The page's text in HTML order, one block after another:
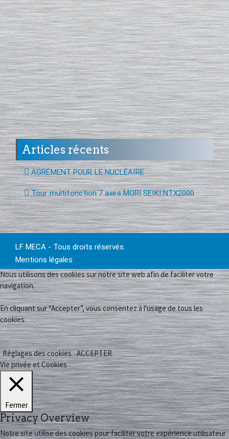
Articles récents
AGRÉMENT POUR LE NUCLÉAIRE
Tour multifonction 7 axes MORI SEIKI NTX2000
LF MECA - Tous droits réservés.
Mentions légales
Nous utilisons des cookies sur notre site web afin de faciliter votre
navigation.
En cliquant sur “Accepter”, vous consentez à l'usage de tous les
cookies.
Réglages des cookies ACCEPTER
Vie privée et Cookies
Fermer
Privacy Overview
Notre site utilise des cookies pour faciliter votre expérience utilisateur